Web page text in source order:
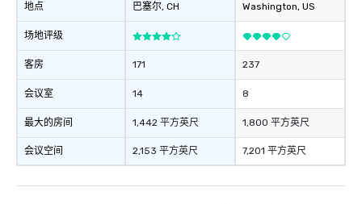
地点
场地评级
客房
会议室
最大的房间
会议空间
巴塞尔, CH
171
14
1,442 平方英尺
2,153 平方英尺
Washington, US
237
8
1,800 平方英尺
7,201 平方英尺